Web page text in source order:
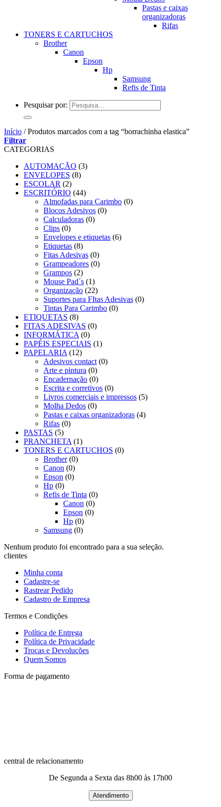
Pastas e caixas
organizadoras
Rifas
TONERS E CARTUCHOS
Brother
Canon
Epson
Hp
Samsung
Refis de Tinta
Pesquisar por:
Início /Produtos marcados com a tag “borrachinha elastica”
Filtrar
CATEGORIAS
AUTOMAÇÃO (3)
ENVELOPES (8)
ESCOLAR (2)
ESCRITÓRIO (44)
Almofadas para Carimbo (0)
Blocos Adesivos (0)
Calculadoras (0)
Clips (0)
Envelopes e etiquetas (6)
Etiquetas (8)
Fitas Adesivas (0)
Grampeadores (0)
Grampos (2)
Mouse Pad´s (1)
Organização (22)
Suportes para FItas Adesivas (0)
Tintas Para Carimbo (0)
ETIQUETAS (8)
FITAS ADESIVAS (0)
INFORMÁTICA (0)
PAPÉIS ESPECIAIS (1)
PAPELARIA (12)
Adesivos contact (0)
Arte e pintura (0)
Encadernação (0)
Escrita e corretivos (0)
Livros comerciais e impressos (5)
Molha Dedos (0)
Pastas e caixas organizadoras (4)
Rifas (0)
PASTAS (5)
PRANCHETA (1)
TONERS E CARTUCHOS (0)
Brother (0)
Canon (0)
Epson (0)
Hp (0)
Refis de Tinta (0)
Canon (0)
Epson (0)
Hp (0)
Samsung (0)
Nenhum produto foi encontrado para a sua seleção.
clientes
Minha conta
Cadastre-se
Rastrear Pedido
Cadastro de Empresa
Termos e Condições
Política de Entrega
Política de Privacidade
Trocas e Devoluções
Quem Somos
Forma de pagamento
central de relacionamento
De Segunda a Sexta das 8h00 às 17h00